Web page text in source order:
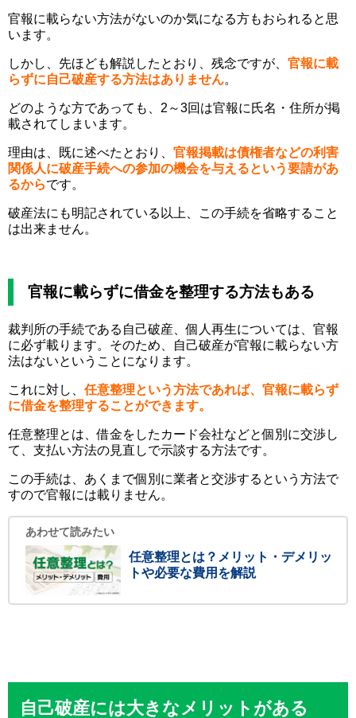
官報に載らない方法がないのか気になる方もおられると思
います。
しかし、先ほども解説したとおり、残念ですが、 官報に載
らずに自己破産する方法はありません。
どのような方であっても、2～3回は官報に氏名・住所が掲
載されてしまいます。
理由は、既に述べたとおり、 官報掲載は債権者などの利害
関係人に破産手続への参加の機会を与えるという要請があ
るからです。
破産法にも明記されている以上、この手続を省略すること
は出来ません。
官報に載らずに借金を整理する方法もある
裁判所の手続である自己破産、個人再生については、官報
に必ず載ります。そのため、自己破産が官報に載らない方
法はないということになります。
これに対し、 任意整理という方法であれば、官報に載らず
に借金を整理することができます。
任意整理とは、借金をしたカード会社などと個別に交渉し
て、支払い方法の見直しで示談する方法です。
この手続は、あくまで個別に業者と交渉するという方法で
すので官報には載りません。
あわせて読みたい
任意整理とは？メリット・デメリッ
トや必要な費用を解説
自己破産には大きなメリットがある